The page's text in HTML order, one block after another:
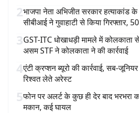
2भाजपा नेता अभिजीत सरकार हत्याकांड
सीबीआई ने गुवाहाटी से किया गिरफ्तार,
3GST-ITC धोखाधड़ी मामले में कोलकाता
असम STF ने कोलकाता ने की कार्रवाई
4एंटी क्रप्शन ब्यूरो की कार्रवाई, सब-
रिश्वत लेते अरेस्ट
5फोन पर अलर्ट के कुछ ही देर बाद
मकान, कई घायल